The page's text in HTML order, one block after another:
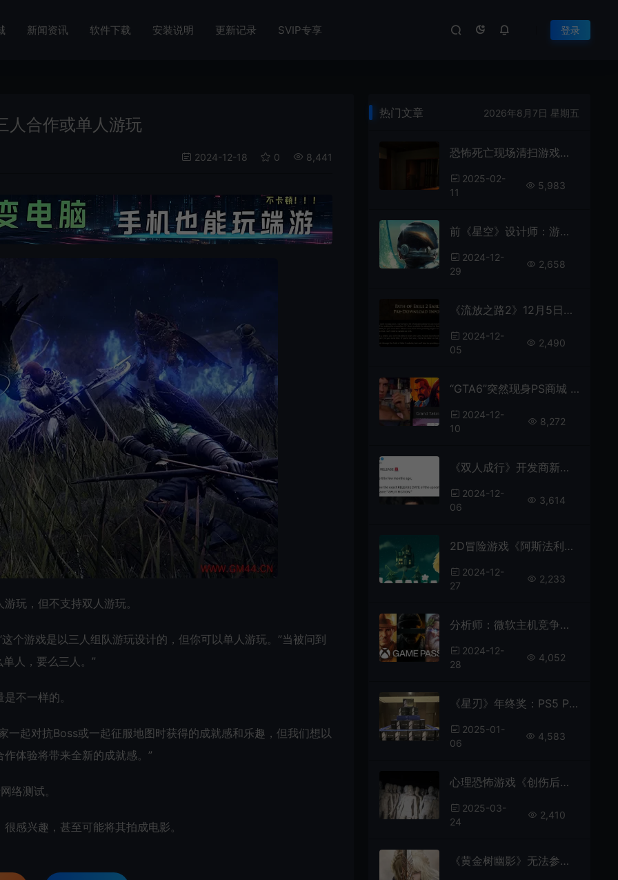
新闻资讯 软件下载 安装说明 更新记录 SVIP专享 登录
人合作或单人游玩
2024-12-18 0 8,441
玩，但不支持双人游玩。
个游戏是以三人组队游玩设计的，但你可以单人游玩。”当被问到
人，要么三人。”
不一样的。
一起对抗Boss或一起征服地图时获得的成就感和乐趣，但我们想以
体验将带来全新的成就感。”
络测试。
感兴趣，甚至可能将其拍成电影。
热门文章 2026年8月7日 星期五
恐怖死亡现场清扫游戏《特殊清扫》Steam上线
2025-02-
11
5,983
前《星空》设计师：游戏“新亚特兰蒂斯”城市设计有问题
2024-12-
29
2,658
《流放之路2》12月5日提供独立客户端下载 后天开启抢先体验
2024-12-
05
2,490
“GTA6”突然现身PS商城 现已被下架
2024-12-
10
8,272
《双人成行》开发商新作《Split Fiction》明年3月6日上市
2024-12-
06
3,614
2D冒险游戏《阿斯法利亚：恐惧》 2025年发售 暂无中文
2024-12-
27
2,233
分析师：微软主机竞争势头好 多平台策略已见成效
2024-12-
28
4,052
《星刃》年终奖：PS5 Pro加500万韩元
2025-01-
06
4,583
心理恐怖游戏《创伤后》发布新预告 展示压抑氛围
2025-03-
24
2,410
《黄金树幽影》无法参选BAFTA最佳游戏奖